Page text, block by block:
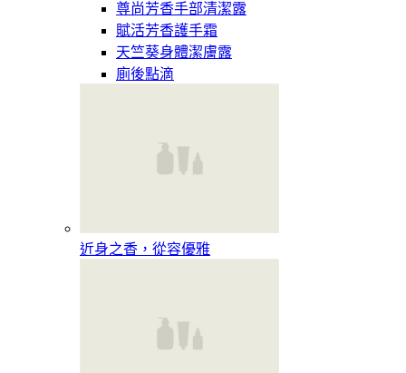
尊尚芳香手部清潔露
賦活芳香護手霜
天竺葵身體潔膚露
廁後點滴
近身之香，從容優雅